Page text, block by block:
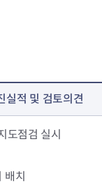
실적 및 검토의견
도점검 실시
치